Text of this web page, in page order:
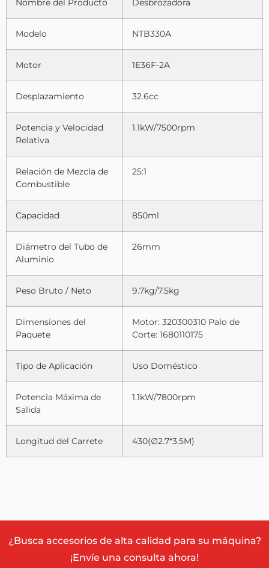
Nombre del Producto Desbrozadora
Modelo NTB330A
Motor 1E36F-2A
Desplazamiento 32.6cc
Potencia y Velocidad
Relativa
1.1kW/7500rpm
Relación de Mezcla de
Combustible
25:1
Capacidad 850ml
Diámetro del Tubo de
Aluminio
26mm
Peso Bruto / Neto 9.7kg/7.5kg
Dimensiones del
Paquete
Motor: 320300310 Palo de
Corte: 1680110175
Tipo de Aplicación Uso Doméstico
Potencia Máxima de
Salida
1.1kW/7800rpm
Longitud del Carrete 430(∅2.7*3.5M)
¿Busca accesorios de alta calidad para su máquina?
¡Envíe una consulta ahora!